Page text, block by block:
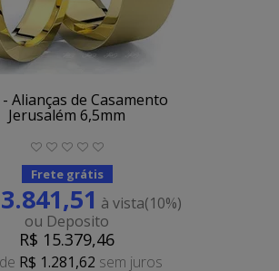
Alianças de Casamento
Jerusalém 6,5mm
Frete grátis
à vista(10%)
ou Deposito
R$ 15.379,46
de R$ 1.281,62 sem juros